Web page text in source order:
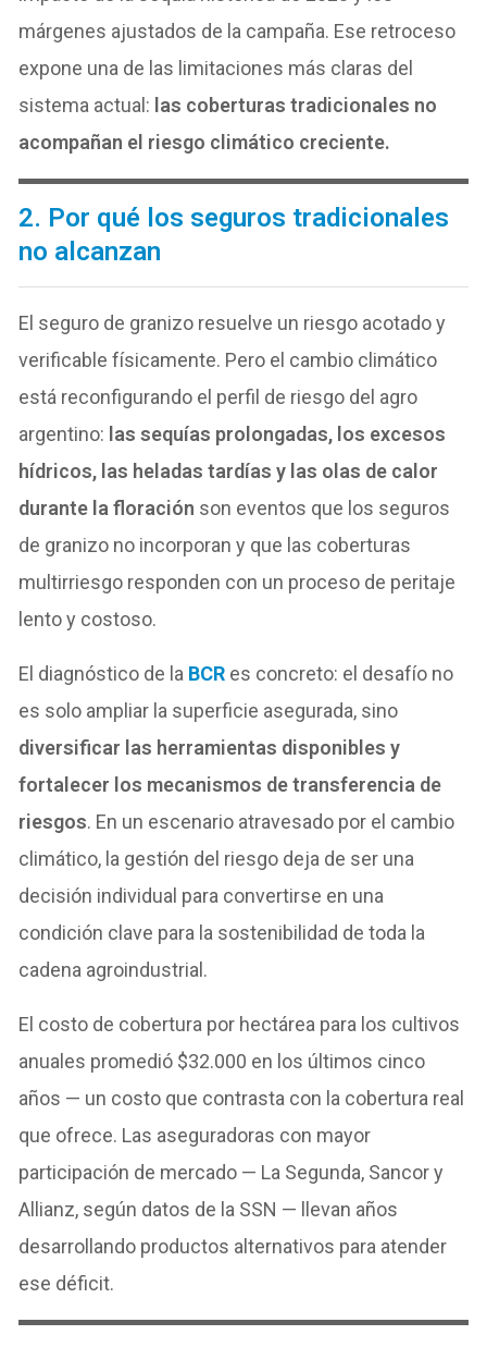
márgenes ajustados de la campaña. Ese retroceso
expone una de las limitaciones más claras del
sistema actual: las coberturas tradicionales no
acompañan el riesgo climático creciente.
2. Por qué los seguros tradicionales
no alcanzan
El seguro de granizo resuelve un riesgo acotado y
verificable físicamente. Pero el cambio climático
está reconfigurando el perfil de riesgo del agro
argentino: las sequías prolongadas, los excesos
hídricos, las heladas tardías y las olas de calor
durante la floración son eventos que los seguros
de granizo no incorporan y que las coberturas
multirriesgo responden con un proceso de peritaje
lento y costoso.
El diagnóstico de la BCR es concreto: el desafío no
es solo ampliar la superficie asegurada, sino
diversificar las herramientas disponibles y
fortalecer los mecanismos de transferencia de
riesgos. En un escenario atravesado por el cambio
climático, la gestión del riesgo deja de ser una
decisión individual para convertirse en una
condición clave para la sostenibilidad de toda la
cadena agroindustrial.
El costo de cobertura por hectárea para los cultivos
anuales promedió $32.000 en los últimos cinco
años — un costo que contrasta con la cobertura real
que ofrece. Las aseguradoras con mayor
participación de mercado — La Segunda, Sancor y
Allianz, según datos de la SSN — llevan años
desarrollando productos alternativos para atender
ese déficit.